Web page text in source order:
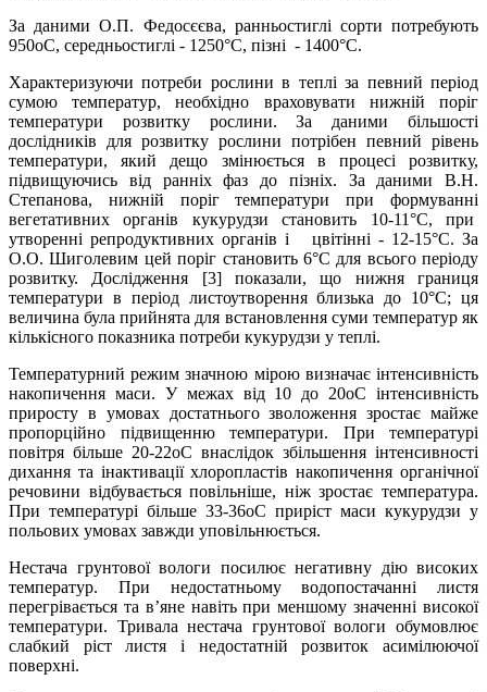
За даними О.П. Федосєєва, ранньостиглі сорти потребують
950оС, середньостиглі - 1250°С, пізні - 1400°С.
Характеризуючи потреби рослини в теплі за певний період
сумою температур, необхідно враховувати нижній поріг
температури розвитку рослини. За даними більшості
дослідників для розвитку рослини потрібен певний рівень
температури, який дещо змінюється в процесі розвитку,
підвищуючись від ранніх фаз до пізніх. За даними В.Н.
Степанова, нижній поріг температури при формуванні
вегетативних органів кукурудзи становить 10-11°С, при
утворенні репродуктивних органів і цвітінні - 12-15°С. За
О.О. Шиголевим цей поріг становить 6°С для всього періоду
розвитку. Дослідження [3] показали, що нижня границя
температури в період листоутворення близька до 10°С; ця
величина була прийнята для встановлення суми температур як
кількісного показника потреби кукурудзи у теплі.
Температурний режим значною мірою визначає інтенсивність
накопичення маси. У межах від 10 до 20оС інтенсивність
приросту в умовах достатнього зволоження зростає майже
пропорційно підвищенню температури. При температурі
повітря більше 20-22оС внаслідок збільшення інтенсивності
дихання та інактивації хлоропластів накопичення органічної
речовини відбувається повільніше, ніж зростає температура.
При температурі більше 33-36оС приріст маси кукурудзи у
польових умовах завжди уповільнюється.
Нестача грунтової вологи посилює негативну дію високих
температур. При недостатньому водопостачанні листя
перегрівається та в’яне навіть при меншому значенні високої
температури. Тривала нестача грунтової вологи обумовлює
слабкий ріст листя і недостатній розвиток асимілюючої
поверхні.